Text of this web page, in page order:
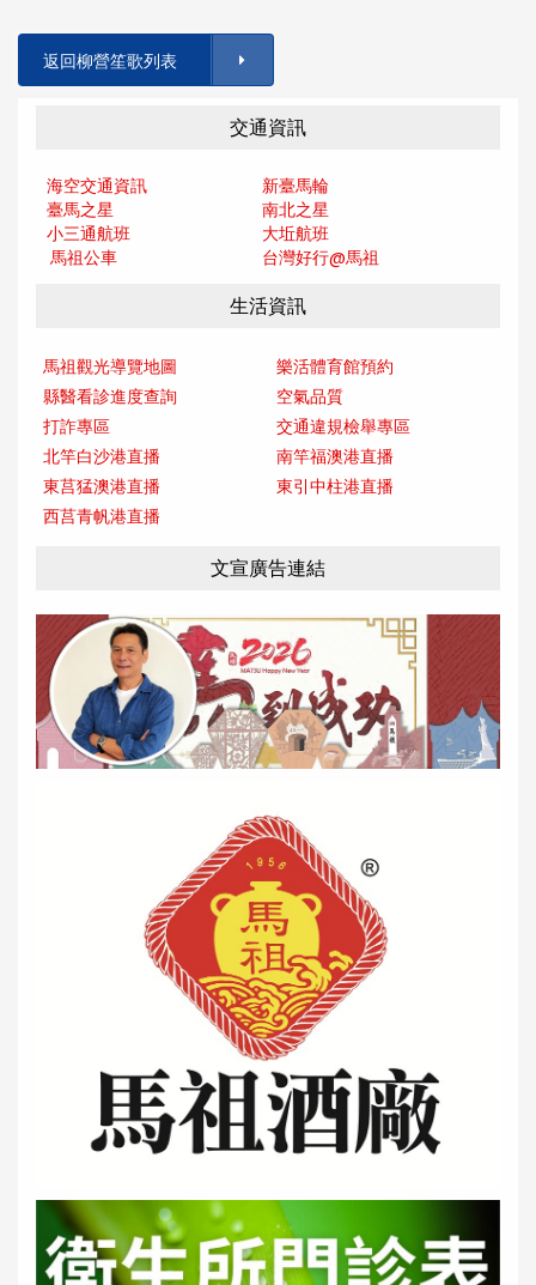
返回柳營笙歌列表
交通資訊
海空交通資訊
新臺馬輪
臺馬之星
南北之星
小三通航班
大坵航班
馬祖公車
台灣好行@馬祖
生活資訊
馬祖觀光導覽地圖
樂活體育館預約
縣醫看診進度查詢
空氣品質
打詐專區
交通違規檢舉專區
北竿白沙港直播
南竿福澳港直播
東莒猛澳港直播
東引中柱港直播
西莒青帆港直播
文宣廣告連結